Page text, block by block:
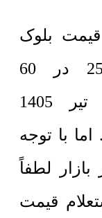
قیمت بلوک
کیبکس 12 در 25 در 60
سانتی‌متر در 28 تیر 1405
با توجه
لطفاً
قیمت